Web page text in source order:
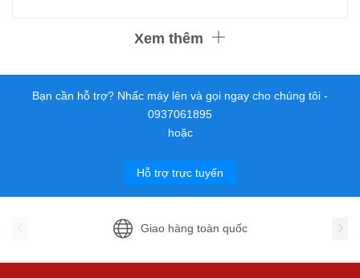
Xem thêm
Bạn cần hỗ trợ? Nhấc máy lên và gọi ngay cho chúng tôi -
0937061895
hoặc
Hỗ trợ trực tuyến
Giao hàng toàn quốc